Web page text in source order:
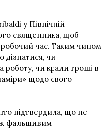
у Північній
священника, щоб
робочий час. Таким чином
дізнатися, чи
роботу, чи крали гроші в
щодо свого
підтвердила, що не
фальшивим